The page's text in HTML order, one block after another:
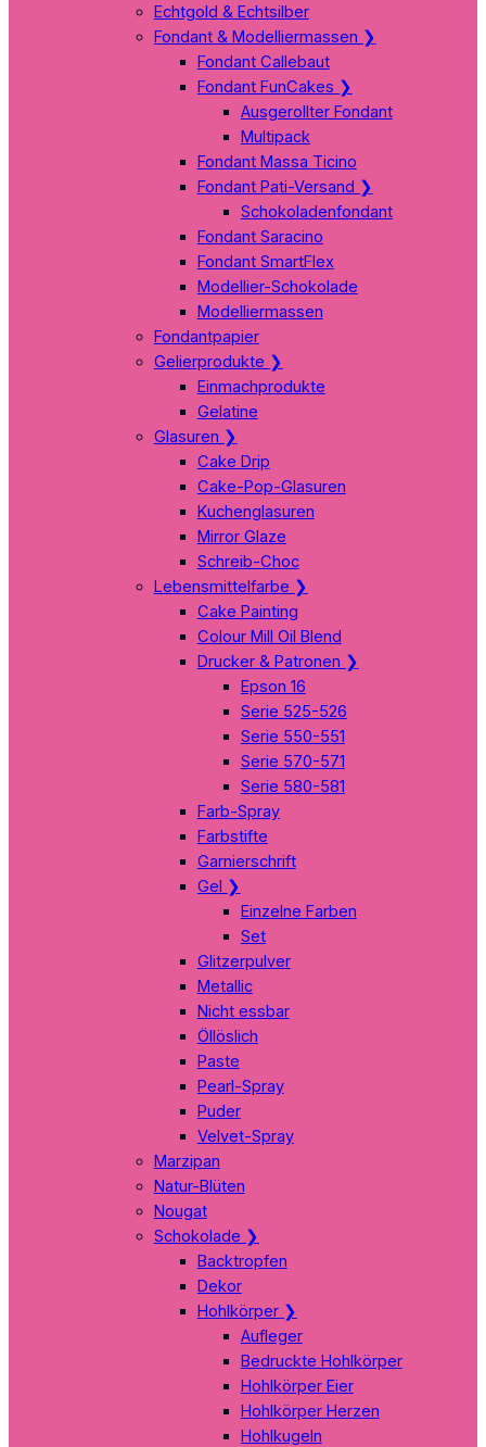
Echtgold & Echtsilber
Fondant & Modelliermassen ❯
Fondant Callebaut
Fondant FunCakes ❯
Ausgerollter Fondant
Multipack
Fondant Massa Ticino
Fondant Pati-Versand ❯
Schokoladenfondant
Fondant Saracino
Fondant SmartFlex
Modellier-Schokolade
Modelliermassen
Fondantpapier
Gelierprodukte ❯
Einmachprodukte
Gelatine
Glasuren ❯
Cake Drip
Cake-Pop-Glasuren
Kuchenglasuren
Mirror Glaze
Schreib-Choc
Lebensmittelfarbe ❯
Cake Painting
Colour Mill Oil Blend
Drucker & Patronen ❯
Epson 16
Serie 525-526
Serie 550-551
Serie 570-571
Serie 580-581
Farb-Spray
Farbstifte
Garnierschrift
Gel ❯
Einzelne Farben
Set
Glitzerpulver
Metallic
Nicht essbar
Öllöslich
Paste
Pearl-Spray
Puder
Velvet-Spray
Marzipan
Natur-Blüten
Nougat
Schokolade ❯
Backtropfen
Dekor
Hohlkörper ❯
Aufleger
Bedruckte Hohlkörper
Hohlkörper Eier
Hohlkörper Herzen
Hohlkugeln